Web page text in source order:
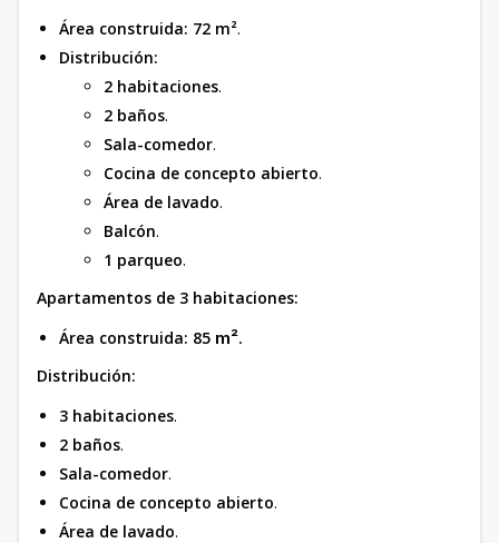
Área construida: 72 m².
Distribución:
2 habitaciones.
2 baños.
Sala-comedor.
Cocina de concepto abierto.
Área de lavado.
Balcón.
1 parqueo.
Apartamentos de 3 habitaciones:
Área construida: 85 m².
Distribución:
3 habitaciones.
2 baños.
Sala-comedor.
Cocina de concepto abierto.
Área de lavado.